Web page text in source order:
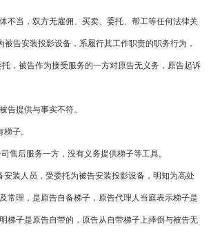
当，双方无雇佣、买卖、委托、帮工等任何法律关
被告安装投影设备，系履行其工作职责的职务行为，
，被告作为接受服务的一方对原告无义务，原告起诉
提供与事实不符。
子。
后服务一方，没有义务提供梯子等工具。
装人员，受委托为被告安装投影设备，明知为高处
常理，是原告自备梯子，原告代理人当庭表示梯子是
梯子是原告自带的，原告从自带梯子上摔倒与被告无